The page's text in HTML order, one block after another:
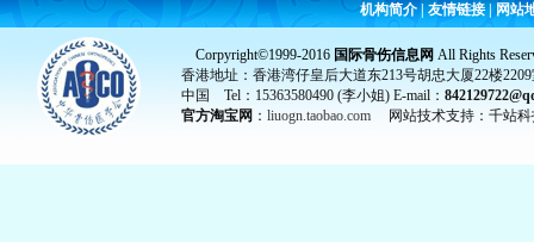
机构简介| 友情链接 |网站
Corpyright©1999-2016 国际骨伤信息网 All Rights
香港地址：香港湾仔皇后大道东213号胡忠大厦22楼
中国 Tel：15363580490 (李小姐) E-mail：
官方淘宝网 ： liuogn.taobao.com 网站技术支持：千站科